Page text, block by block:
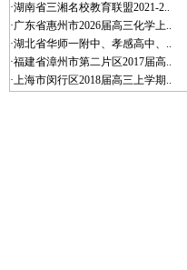
·湖南省三湘名校教育联盟2021-2..
·广东省惠州市2026届高三化学上..
·湖北省华师一附中、孝感高中、..
·福建省漳州市第二片区2017届高..
·上海市闵行区2018届高三上学期..